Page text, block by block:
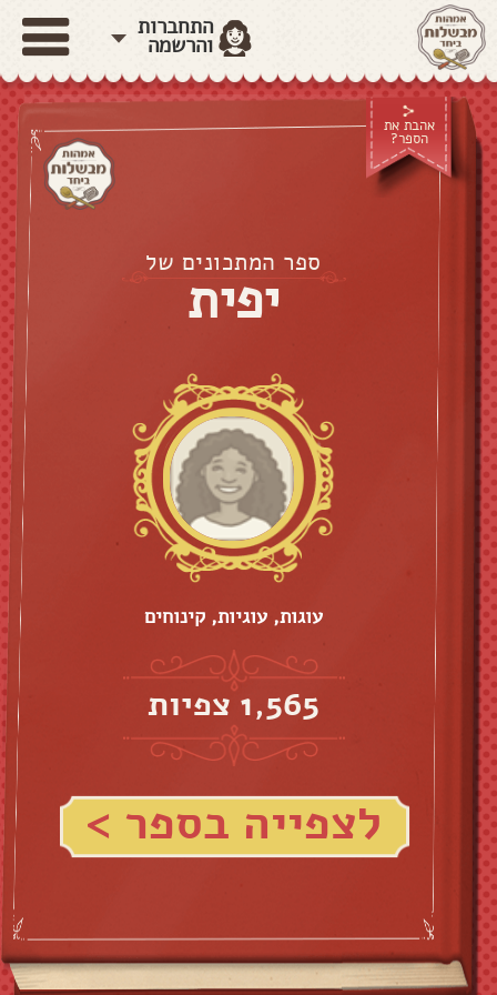
התחברות
והרשמה
אהבת את
הספר?
ספר המתכונים של
יפית
עוגות, עוגיות, קינוחים
1,565 צפיות
לצפייה בספר >